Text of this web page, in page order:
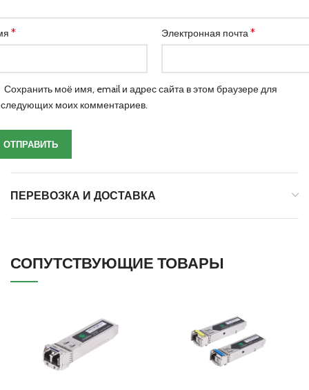
* Электронная почта*
Сохранить моё имя, email и адрес сайта в этом браузере для
моих комментариев.
ПЕРЕВОЗКА И ДОСТАВКА
СОПУТСТВУЮЩИЕ ТОВАРЫ